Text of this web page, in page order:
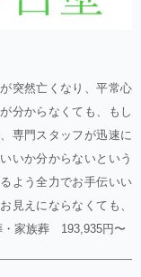
突然亡くなり、平常心
分からなくても、もし
専門スタッフが迅速に
いか分からないという
よう全力でお手伝いい
見えにならなくても、
・家族葬 193,935円〜